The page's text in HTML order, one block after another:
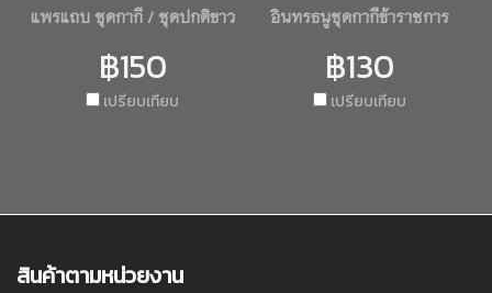
แพรแถบ ชุดกากี / ชุดปกติขาว
฿150
เปรียบเทียบ
อินทรธนูชุดกากีข้าราชการ
฿130
เปรียบเทียบ
สินค้าตามหน่วยงาน